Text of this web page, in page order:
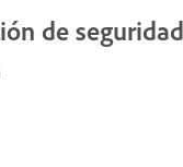
de seguridad